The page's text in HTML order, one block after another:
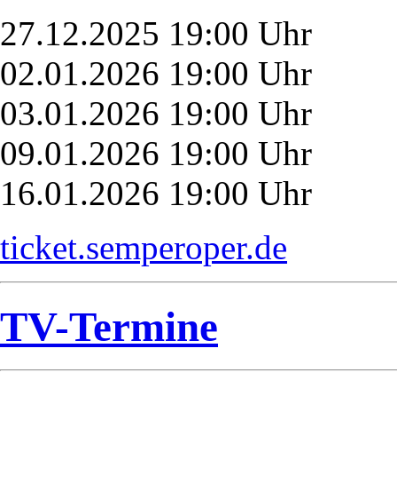
27.12.2025 19:00 Uhr
02.01.2026 19:00 Uhr
03.01.2026 19:00 Uhr
09.01.2026 19:00 Uhr
16.01.2026 19:00 Uhr
ticket.semperoper.de
TV-Termine